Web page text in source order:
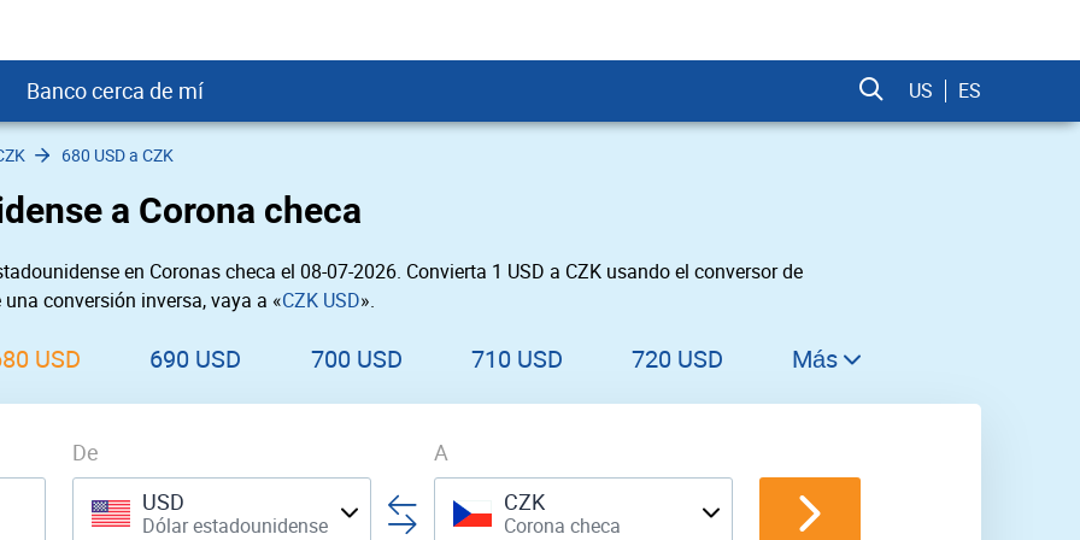
crediticio
Banco cerca de mí
de Mí
Cerca de Mí
de Mí
Cerca de Mí
US ES
680 USD a CZK
a Corona checa
en Coronas checa el 08-07-2026. Convierta 1 USD a CZK usando el conversor de
conversión inversa, vaya a «CZK USD».
USD 690 USD 700 USD 710 USD 720 USD
740 USD
750 USD
760 USD
Más
De
USD
Dólar estadounidense
A
CZK
Corona checa